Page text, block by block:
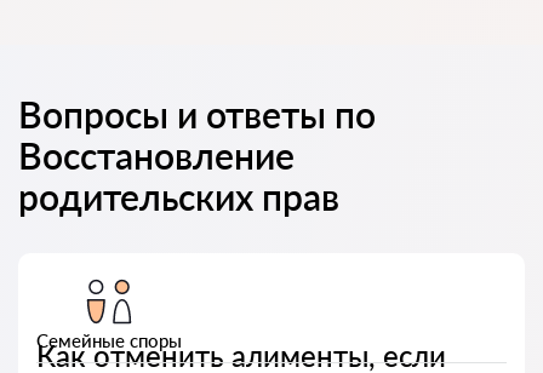
Вопросы и ответы по
Восстановление
родительских прав
Семейные споры
Как отменить алименты, если